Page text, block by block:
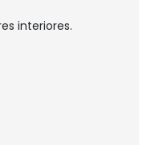
interiores.